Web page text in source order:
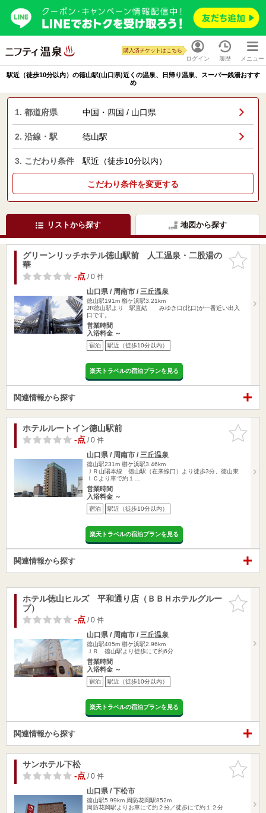
ログイン
購入済チケットはこちら
履歴 メニュー
駅近（徒歩10分以内）の徳山駅(山口県)近くの温泉、日帰り温泉、スーパー銭湯おすす
め
1. 都道府県 中国・四国 / 山口県
2. 沿線・駅 徳山駅
3. こだわり条件 駅近（徒歩10分以内）
こだわり条件を変更する
リストから探す 地図から探す
お気に入
りに追加
グリーンリッチホテル徳山駅前 人工温泉・二股湯の
華
-点/ 0 件
山口県 / 周南市 / 三丘温泉
徳山駅191m 櫛ケ浜駅3.21km
JR徳山駅より 駅直結 みゆき口(北口)が一番近い出入
口です。
営業時間
入浴料金 ～
宿泊 駅近（徒歩10分以内）
楽天トラベルの宿泊プランを見る
関連情報から探す
お気に入
りに追加
ホテルルートイン徳山駅前
-点/ 0 件
山口県 / 周南市 / 三丘温泉
徳山駅231m 櫛ケ浜駅3.46km
ＪＲ山陽本線 徳山駅（在来線口）より徒歩3分、徳山東
ＩＣより車で約１…
営業時間
入浴料金 ～
宿泊 駅近（徒歩10分以内）
楽天トラベルの宿泊プランを見る
関連情報から探す
お気に入
りに追加
ホテル徳山ヒルズ 平和通り店（ＢＢＨホテルグルー
プ）
-点/ 0 件
山口県 / 周南市 / 三丘温泉
徳山駅405m 櫛ケ浜駅2.96km
ＪＲ 徳山駅より徒歩にて約6分
営業時間
入浴料金 ～
宿泊 駅近（徒歩10分以内）
楽天トラベルの宿泊プランを見る
関連情報から探す
お気に入
りに追加
サンホテル下松
-点/ 0 件
山口県 / 下松市
徳山駅5.99km 周防花岡駅852m
周防花岡駅よりお車にて約２分／徒歩にて約１２分